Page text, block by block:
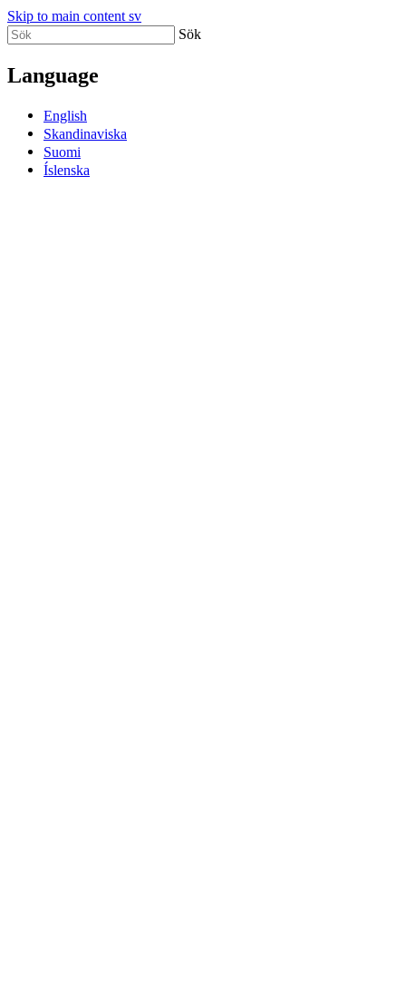
Skip to main content sv
Sök
Language
English
Skandinaviska
Suomi
Íslenska